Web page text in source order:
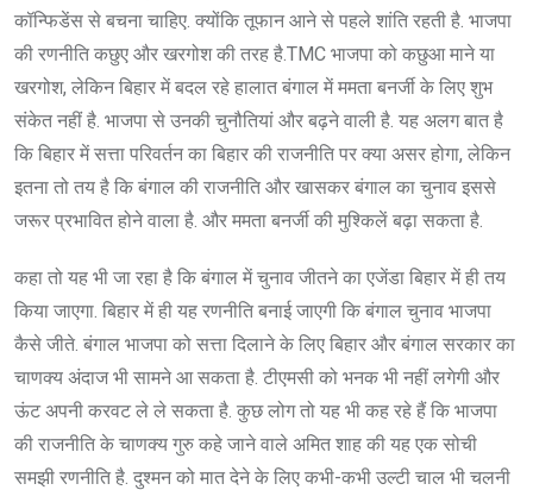
कॉन्फिडेंस से बचना चाहिए. क्योंकि तूफान आने से पहले शांति रहती है. भाजपा
की रणनीति कछुए और खरगोश की तरह है.TMC भाजपा को कछुआ माने या
खरगोश, लेकिन बिहार में बदल रहे हालात बंगाल में ममता बनर्जी के लिए शुभ
संकेत नहीं है. भाजपा से उनकी चुनौतियां और बढ़ने वाली है. यह अलग बात है
कि बिहार में सत्ता परिवर्तन का बिहार की राजनीति पर क्या असर होगा, लेकिन
इतना तो तय है कि बंगाल की राजनीति और खासकर बंगाल का चुनाव इससे
जरूर प्रभावित होने वाला है. और ममता बनर्जी की मुश्किलें बढ़ा सकता है.
कहा तो यह भी जा रहा है कि बंगाल में चुनाव जीतने का एजेंडा बिहार में ही तय
किया जाएगा. बिहार में ही यह रणनीति बनाई जाएगी कि बंगाल चुनाव भाजपा
कैसे जीते. बंगाल भाजपा को सत्ता दिलाने के लिए बिहार और बंगाल सरकार का
चाणक्य अंदाज भी सामने आ सकता है. टीएमसी को भनक भी नहीं लगेगी और
ऊंट अपनी करवट ले ले सकता है. कुछ लोग तो यह भी कह रहे हैं कि भाजपा
की राजनीति के चाणक्य गुरु कहे जाने वाले अमित शाह की यह एक सोची
समझी रणनीति है. दुश्मन को मात देने के लिए कभी-कभी उल्टी चाल भी चलनी